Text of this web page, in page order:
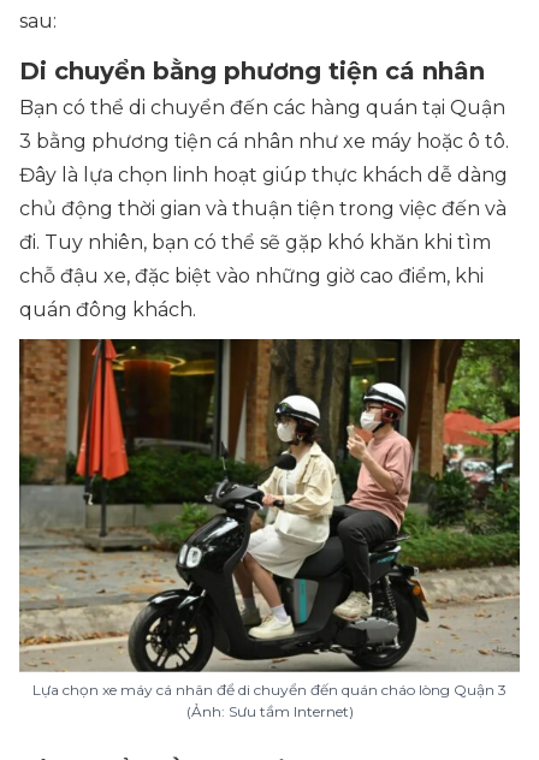
sau:
Di chuyển bằng phương tiện cá nhân
Bạn có thể di chuyển đến các hàng quán tại Quận
3 bằng phương tiện cá nhân như xe máy hoặc ô tô.
Đây là lựa chọn linh hoạt giúp thực khách dễ dàng
chủ động thời gian và thuận tiện trong việc đến và
đi. Tuy nhiên, bạn có thể sẽ gặp khó khăn khi tìm
chỗ đậu xe, đặc biệt vào những giờ cao điểm, khi
quán đông khách.
Lựa chọn xe máy cá nhân để di chuyển đến quán cháo lòng Quận 3
(Ảnh: Sưu tầm Internet)